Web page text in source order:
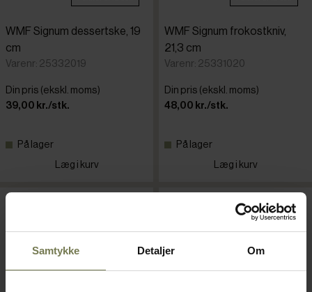
Samtykke Detaljer Om
WMF Signum dessertske, 19
cm
Varenr: 25332019
Din pris (ekskl. moms)
39,00 kr./stk.
På lager
Læg i kurv
WMF Signum frokostkniv,
21,3 cm
Varenr: 25331020
Din pris (ekskl. moms)
48,00 kr./stk.
På lager
Læg i kurv